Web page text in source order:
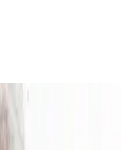
og omegn. Du får